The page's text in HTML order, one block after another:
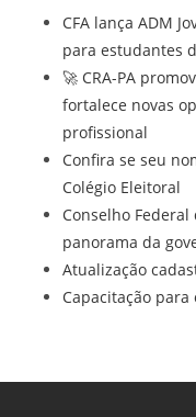
(opcional)
CFA lança ADM
para estudantes
🚀 CRA-PA
fortalece novas
profissional
Confira se seu
Colégio Eleitoral
Conselho
panorama da
Atualização
Capacitação para